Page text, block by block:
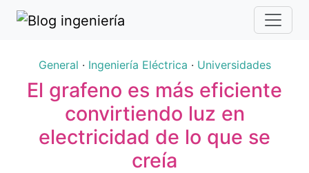
General · Ingeniería Eléctrica · Universidades
El grafeno es más eficiente
convirtiendo luz en
electricidad de lo que se
creía